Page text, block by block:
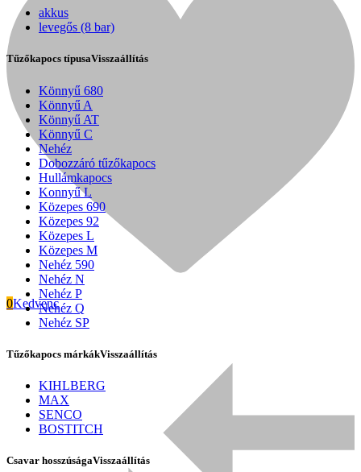
Signode
0Kedvenc
akkus
levegős (8 bar)
Tűzőkapocs típusaVisszaállítás
Könnyű 680
Könnyű A
Könnyű AT
Könnyű C
Nehéz
Dobozzáró tűzőkapocs
Hullámkapocs
Konnyű L
Közepes 690
Közepes 92
Közepes L
Közepes M
Nehéz 590
Nehéz N
Nehéz P
Nehéz Q
Nehéz SP
Tűzőkapocs márkákVisszaállítás
KIHLBERG
MAX
SENCO
BOSTITCH
Csavar hosszúságaVisszaállítás